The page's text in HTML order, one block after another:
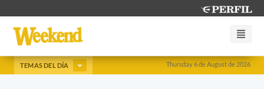
Thursday 6 de August de 2026
TEMAS DEL DÍA